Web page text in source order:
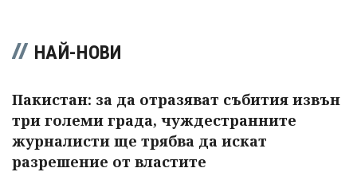
НАЙ-НОВИ
Пакистан: за да отразяват събития извън
три големи града, чуждестранните
журналисти ще трябва да искат
разрешение от властите